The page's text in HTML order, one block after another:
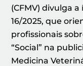
(CFMV) divulga
16/2025, que
profissionais
“Social” na
Medicina